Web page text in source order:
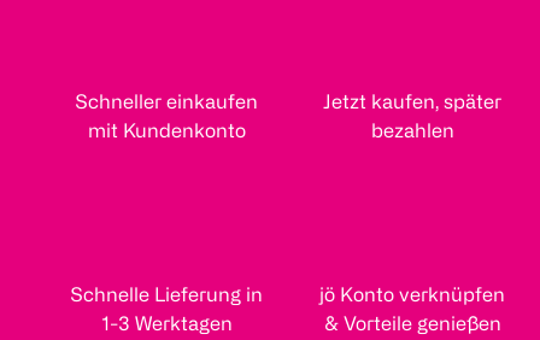
Schneller einkaufen
mit Kundenkonto
Jetzt kaufen, später
bezahlen
Schnelle Lieferung in
1-3 Werktagen
jö Konto verknüpfen
& Vorteile genießen